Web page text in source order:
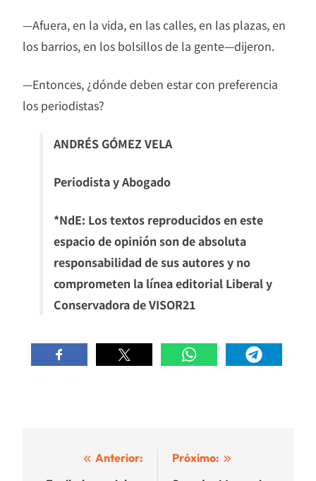
—Afuera, en la vida, en las calles, en las plazas, en
los barrios, en los bolsillos de la gente—dijeron.
—Entonces, ¿dónde deben estar con preferencia
los periodistas?
ANDRÉS GÓMEZ VELA
Periodista y Abogado
*NdE: Los textos reproducidos en este
espacio de opinión son de absoluta
responsabilidad de sus autores y no
comprometen la línea editorial Liberal y
Conservadora de VISOR21
Navegación
Anterior:
Próximo: